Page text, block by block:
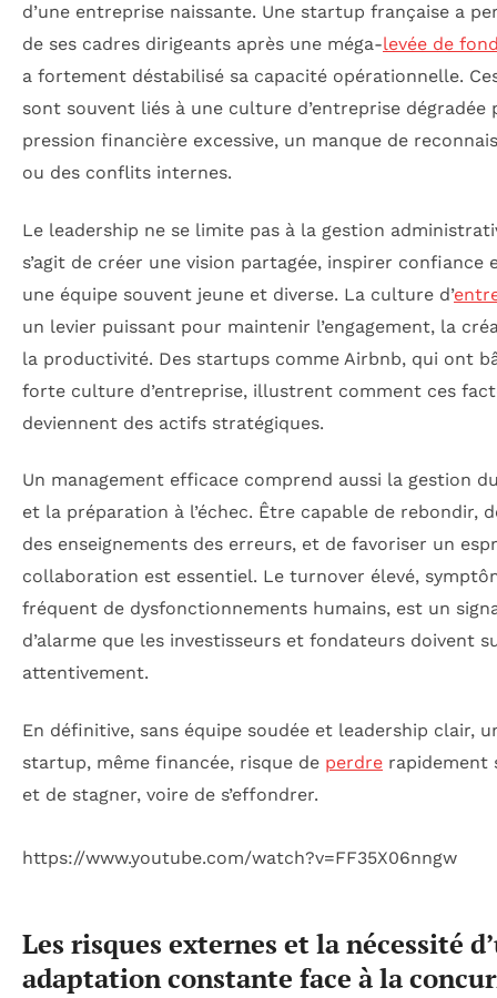
d’une entreprise naissante. Une startup française a
de ses cadres dirigeants après une méga-levée de
a fortement déstabilisé sa capacité opérationnelle.
sont souvent liés à une culture d’entreprise dégradée
pression financière excessive, un manque de
ou des conflits internes.
Le leadership ne se limite pas à la gestion
s’agit de créer une vision partagée, inspirer confiance
une équipe souvent jeune et diverse. La culture d’
un levier puissant pour maintenir l’engagement, la
la productivité. Des startups comme Airbnb, qui ont
forte culture d’entreprise, illustrent comment ces
deviennent des actifs stratégiques.
Un management efficace comprend aussi la gestion
et la préparation à l’échec. Être capable de rebondir,
des enseignements des erreurs, et de favoriser un
collaboration est essentiel. Le turnover élevé,
fréquent de dysfonctionnements humains, est un
d’alarme que les investisseurs et fondateurs doivent
attentivement.
En définitive, sans équipe soudée et leadership clair,
startup, même financée, risque de perdre rapidement
et de stagner, voire de s’effondrer.
https://www.youtube.com/watch?v=FF35X06nngw
Les risques externes et la nécessité
adaptation constante face à la